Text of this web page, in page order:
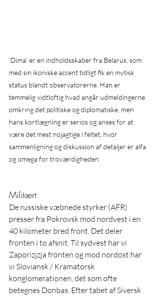
'Dima' er en indholdsskaber fra Belarus, som
med sin ikoniske accent tidligt fik en mytisk
status blandt observatørerne. Han er
temmelig vidtløftig hvad angår udmeldingerne
omkring det politiske og diplomatiske, men
hans kortlægning er seriøs og anses for at
være det mest nøjagtige i feltet, hvor
sammenligning og diskussion af detaljer er alfa
og omega for troværdigheden.
Militært
De russiske væbnede styrker (AFR)
presser fra Pokrovsk mod nordvest i en
40 kilometer bred front. Det deler
fronten i to afsnit. Til sydvest har vi
Zaporizjzja fronten og mod nordøst har
vi Sloviansk / Kramatorsk
konglomerationen, det som ofte
betegnes Donbas. Efter tabet af Siversk